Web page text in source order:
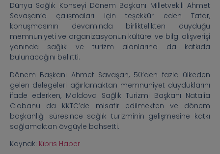
Dünya Sağlık Konseyi Dönem Başkanı Milletvekili Ahmet
Savaşan’a çalışmaları için teşekkür eden Tatar,
konuşmasının devamında birliktelikten duyduğu
memnuniyeti ve organizasyonun kültürel ve bilgi alışverişi
yanında sağlık ve turizm alanlarına da katkıda
bulunacağını belirtti.
Dönem Başkanı Ahmet Savaşan, 50’den fazla ülkeden
gelen delegeleri ağırlamaktan memnuniyet duyduklarını
ifade ederken, Moldova Sağlık Turizmi Başkanı Natalia
Ciobanu da KKTC’de misafir edilmekten ve dönem
başkanlığı süresince sağlık turizminin gelişmesine katkı
sağlamaktan övgüyle bahsetti.
Kaynak: Kıbrıs Haber